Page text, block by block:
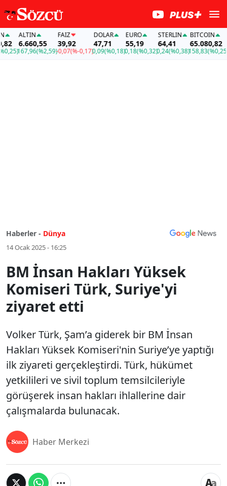
ALTIN
6.660,55
167,96(%2,59)
FAİZ
39,92
-0,07(%-0,17)
DOLAR
47,71
0,09(%0,18)
EURO
55,19
0,18(%0,32)
STERLIN
64,41
0,24(%0,38)
BITCOIN
65.080,82
158,83(%0,25)
Haberler - Dünya
14 Ocak 2025 - 16:25
BM İnsan Hakları Yüksek
Komiseri Türk, Suriye'yi
ziyaret etti
Volker Türk, Şam’a giderek bir BM İnsan
Hakları Yüksek Komiseri'nin Suriye’ye yaptığı
ilk ziyareti gerçekleştirdi. Türk, hükümet
yetkilileri ve sivil toplum temsilcileriyle
görüşerek insan hakları ihlallerine dair
çalışmalarda bulunacak.
Haber Merkezi